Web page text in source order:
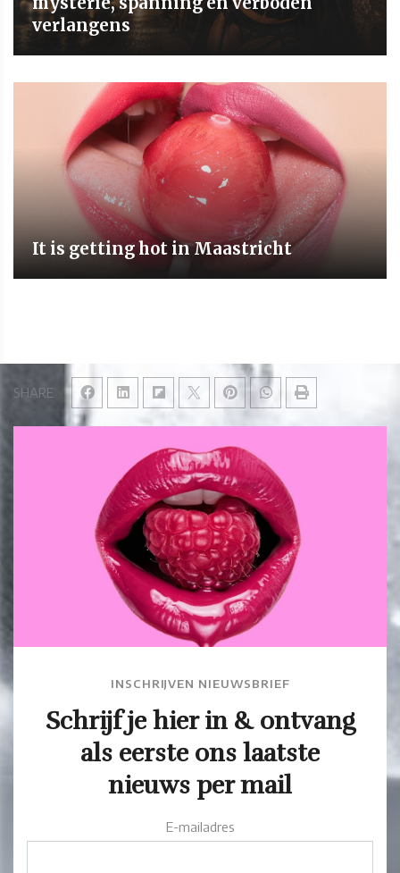
SHARE
verlangens
It is getting hot in Maastricht
INSCHRIJVEN NIEUWSBRIEF
Schrijf je hier in & ontvang
als eerste ons laatste
nieuws per mail
E-mailadres